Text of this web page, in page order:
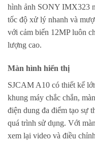
hình ảnh SONY IMX323
tốc độ xử lý nhanh và
với cảm biến 12MP luôn
lượng cao.
Màn hình hiển thị
SJCAM A10 có thiết kế
khung máy chắc chắn,
điện dung đa điểm tạo sự
quá trình sử dụng. Với
xem lại video và điều